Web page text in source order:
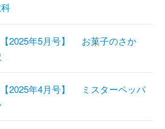
科
【2025年5月号】 お菓子のさか
【2025年4月号】 ミスターペッパ